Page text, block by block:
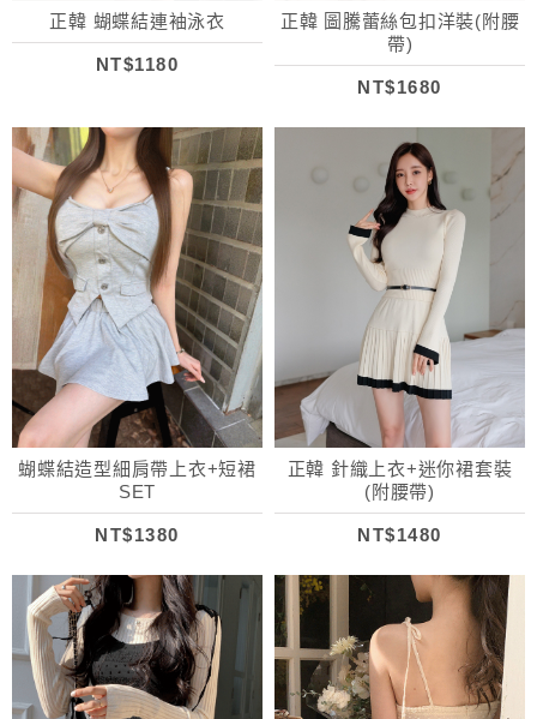
正韓 蝴蝶結連袖泳衣
NT$1180
正韓 圖騰蕾絲包扣洋裝(附腰
帶)
NT$1680
蝴蝶結造型細肩帶上衣+短裙
SET
NT$1380
正韓 針織上衣+迷你裙套裝
(附腰帶)
NT$1480